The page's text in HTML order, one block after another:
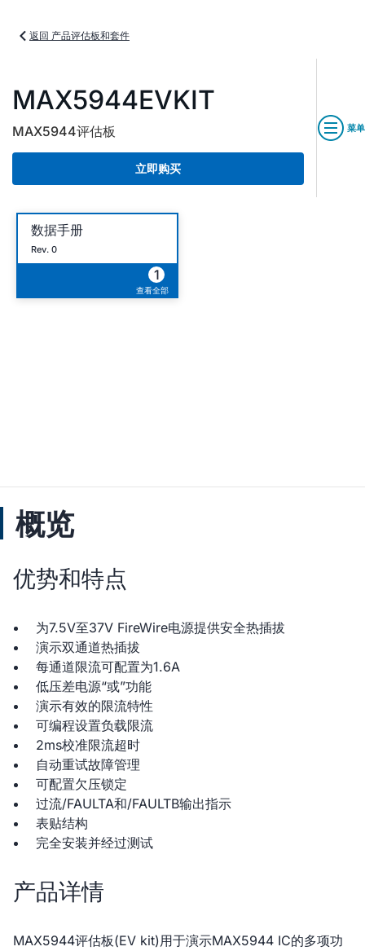
返回 产品评估板和套件
MAX5944EVKIT
MAX5944评估板
立即购买
菜单
数据手册
Rev. 0
1
查看全部
概览
优势和特点
为7.5V至37V FireWire电源提供安全热插拔
演示双通道热插拔
每通道限流可配置为1.6A
低压差电源“或”功能
演示有效的限流特性
可编程设置负载限流
2ms校准限流超时
自动重试故障管理
可配置欠压锁定
过流/FAULTA和/FAULTB输出指示
表贴结构
完全安装并经过测试
产品详情
MAX5944评估板(EV kit)用于演示MAX5944 IC的多项功